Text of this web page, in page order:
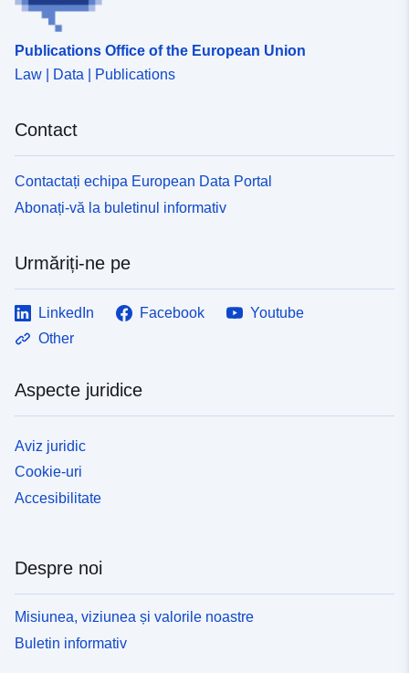
Publications Office of the European Union
Law | Data | Publications
Contact
Contactați echipa European Data Portal
Abonați-vă la buletinul informativ
Urmăriți-ne pe
LinkedIn Facebook
Youtube
Other
Aspecte juridice
Aviz juridic
Cookie-uri
Accesibilitate
Despre noi
Misiunea, viziunea și valorile noastre
Buletin informativ